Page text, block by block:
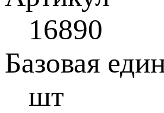
16890
Базовая
шт